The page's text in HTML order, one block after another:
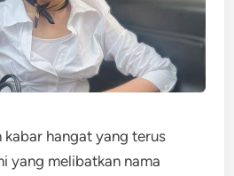
hangat yang terus
yang melibatkan nama